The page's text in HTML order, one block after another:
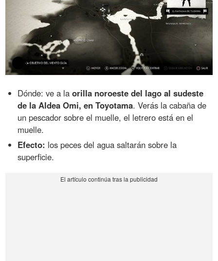
Dónde: ve a laorilla noroeste del lago al sudeste
de la Aldea Omi, en Toyotama. Verás la cabaña de
un pescador sobre el muelle, el letrero está en el
muelle.
Efecto: los peces del agua saltarán sobre la
superficie.